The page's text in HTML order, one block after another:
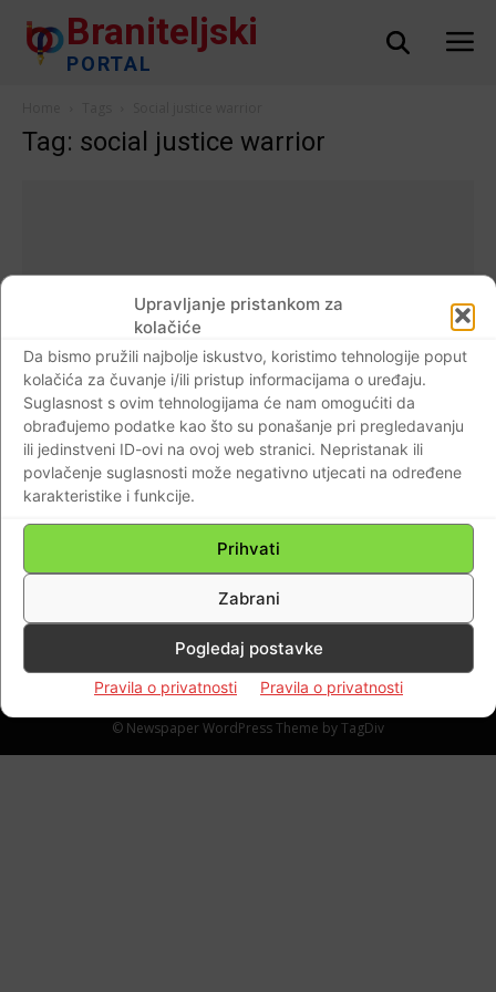
Upravljanje pristankom za
kolačiće
Da bismo pružili najbolje iskustvo, koristimo tehnologije poput
kolačića za čuvanje i/ili pristup informacijama o uređaju.
Suglasnost s ovim tehnologijama će nam omogućiti da
obrađujemo podatke kao što su ponašanje pri pregledavanju
ili jedinstveni ID-ovi na ovoj web stranici. Nepristanak ili
povlačenje suglasnosti može negativno utjecati na određene
karakteristike i funkcije.
Prihvati
Zabrani
Pogledaj postavke
Pravila o privatnosti Pravila o privatnosti
Braniteljski
PORTAL
Tag: social justice warrior
Događaji
Student izbačen s predavanja o kršćanstvu
na religijskim studijima jer je argumentirao
da postoje samo dva spola!
Braniteljski portal - 14.03.2018 6
Impressum Kontaktirajte nas Pravila o privatnosti
© Newspaper WordPress Theme by TagDiv